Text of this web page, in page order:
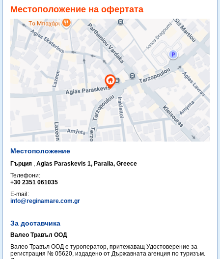
Местоположение на офертата
Местоположение
Гърция , Agias Paraskevis 1, Paralia, Greece
Телефони:
+30 2351 061035
E-mail:
info@reginamare.com.gr
За доставчика
Валео Травъл ООД
Валео Травъл ООД е туроператор, притежаващ Удостоверение за
регистрация № 05620, издадено от Държавната агенция по туризъм.